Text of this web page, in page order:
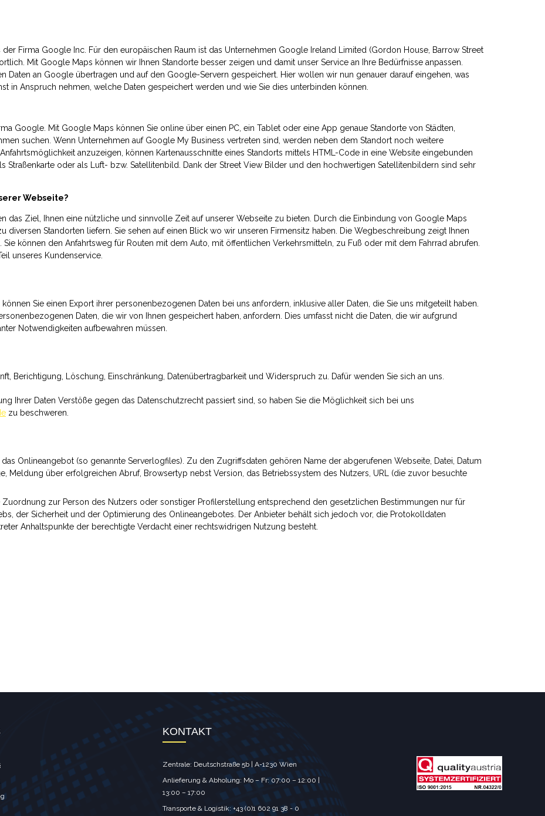
Firma Google Inc. Für den europäischen Raum ist das Unternehmen Google Ireland Limited (Gordon House, Barrow Street
Mit Google Maps können wir Ihnen Standorte besser zeigen und damit unser Service an Ihre Bedürfnisse anpassen.
Daten an Google übertragen und auf den Google-Servern gespeichert. Hier wollen wir nun genauer darauf eingehen, was
in Anspruch nehmen, welche Daten gespeichert werden und wie Sie dies unterbinden können.
Google. Mit Google Maps können Sie online über einen PC, ein Tablet oder eine App genaue Standorte von Städten,
suchen. Wenn Unternehmen auf Google My Business vertreten sind, werden neben dem Standort noch weitere
anzuzeigen, können Kartenausschnitte eines Standorts mittels HTML-Code in eine Website eingebunden
oder als Luft- bzw. Satellitenbild. Dank der Street View Bilder und den hochwertigen Satellitenbildern sind sehr
Webseite?
das Ziel, Ihnen eine nützliche und sinnvolle Zeit auf unserer Webseite zu bieten. Durch die Einbindung von Google Maps
diversen Standorten liefern. Sie sehen auf einen Blick wo wir unseren Firmensitz haben. Die Wegbeschreibung zeigt Ihnen
können den Anfahrtsweg für Routen mit dem Auto, mit öffentlichen Verkehrsmitteln, zu Fuß oder mit dem Fahrrad abrufen.
unseres Kundenservice.
Sie einen Export ihrer personenbezogenen Daten bei uns anfordern, inklusive aller Daten, die Sie uns mitgeteilt haben.
Daten, die wir von Ihnen gespeichert haben, anfordern. Dies umfasst nicht die Daten, die wir aufgrund
Notwendigkeiten aufbewahren müssen.
Berichtigung, Löschung, Einschränkung, Datenübertragbarkeit und Widerspruch zu. Dafür wenden Sie sich an uns.
Ihrer Daten Verstöße gegen das Datenschutzrecht passiert sind, so haben Sie die Möglichkeit sich bei uns
zu beschweren.
Onlineangebot (so genannte Serverlogfiles). Zu den Zugriffsdaten gehören Name der abgerufenen Webseite, Datei, Datum
Meldung über erfolgreichen Abruf, Browsertyp nebst Version, das Betriebssystem des Nutzers, URL (die zuvor besuchte
zur Person des Nutzers oder sonstiger Profilerstellung entsprechend den gesetzlichen Bestimmungen nur für
der Sicherheit und der Optimierung des Onlineangebotes. Der Anbieter behält sich jedoch vor, die Protokolldaten
Anhaltspunkte der berechtigte Verdacht einer rechtswidrigen Nutzung besteht.
KONTAKT
Zentrale: Deutschstraße 5b | A-1230 Wien
Anlieferung & Abholung: Mo – Fr: 07:00 – 12:00 |
13:00 – 17:00
Transporte & Logistik: +43 (0)1 602 91 38 - 0